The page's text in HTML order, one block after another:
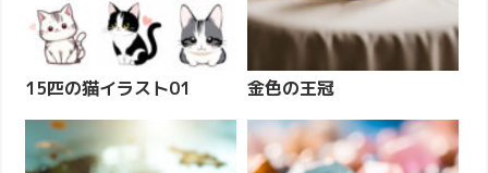
15匹の猫イラスト01 金色の王冠